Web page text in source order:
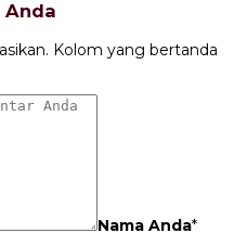
Kolom yang bertanda
Nama Anda*